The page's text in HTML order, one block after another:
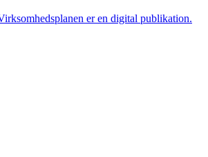
er en digital publikation.